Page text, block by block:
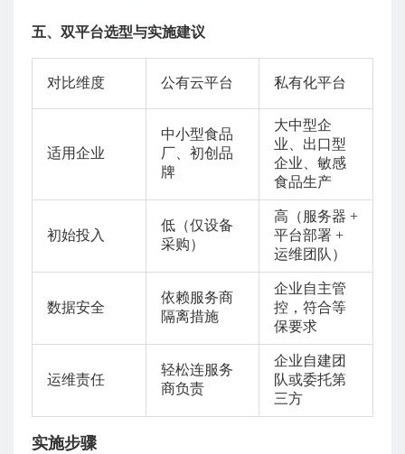
五、双平台选型与实施建议
对比维度 公有云平台 私有化平台
适用企业
中小型食品
厂、初创品
牌
大中型企
业、出口型
企业、敏感
食品生产
初始投入
低（仅设备
采购）
高（服务器 +
平台部署 +
运维团队）
数据安全
依赖服务商
隔离措施
企业自主管
控，符合等
保要求
运维责任
轻松连服务
商负责
企业自建团
队或委托第
三方
实施步骤